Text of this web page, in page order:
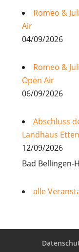
Romeo &
Air
04/09/2026
Romeo &
Open Air
06/09/2026
Abschluss
Landhaus
12/09/2026
Bad Bellingen-
alle